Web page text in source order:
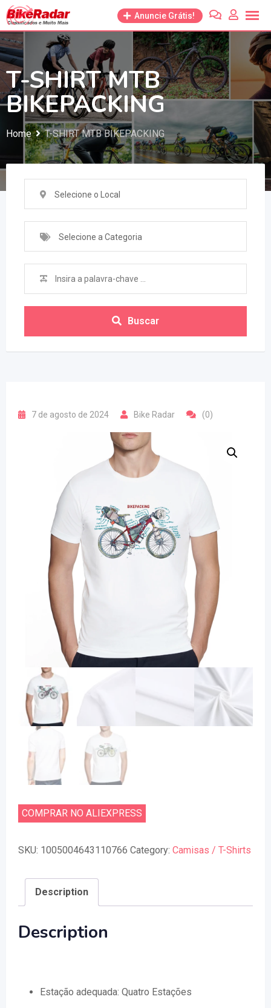
Anuncie Grátis!
T-SHIRT MTB
BIKEPACKING
Home T-SHIRT MTB BIKEPACKING
Selecione o Local
Selecione a Categoria
Buscar
7 de agosto de 2024 Bike Radar (0)
COMPRAR NO ALIEXPRESS
SKU: 1005004643110766 Category: Camisas / T-Shirts
Description
Description
Estação adequada: Quatro Estações